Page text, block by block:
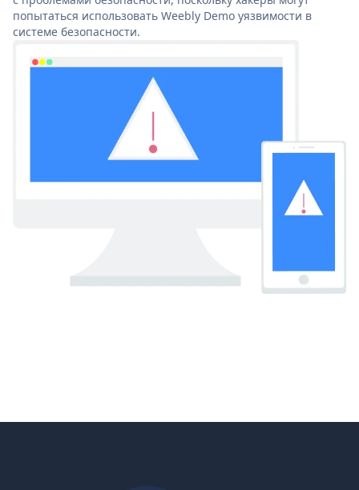
попытаться использовать Weebly Demo уязвимости в
системе безопасности.